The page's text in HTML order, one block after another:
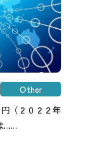
Other
（２０２２年
……